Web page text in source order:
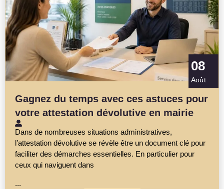
08
Août
Gagnez du temps avec ces astuces pour
votre attestation dévolutive en mairie
Dans de nombreuses situations administratives,
l’attestation dévolutive se révèle être un document clé pour
faciliter des démarches essentielles. En particulier pour
ceux qui naviguent dans
...